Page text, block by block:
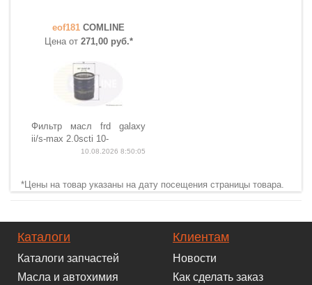
eof181 COMLINE
Цена от 271,00 руб.*
Фильтр масл frd galaxy
ii/s-max 2.0scti 10-
10.08.2026 8:50:05
*Цены на товар указаны на дату посещения страницы товара.
Каталоги
Каталоги запчастей
Масла и автохимия
Клиентам
Новости
Как сделать заказ